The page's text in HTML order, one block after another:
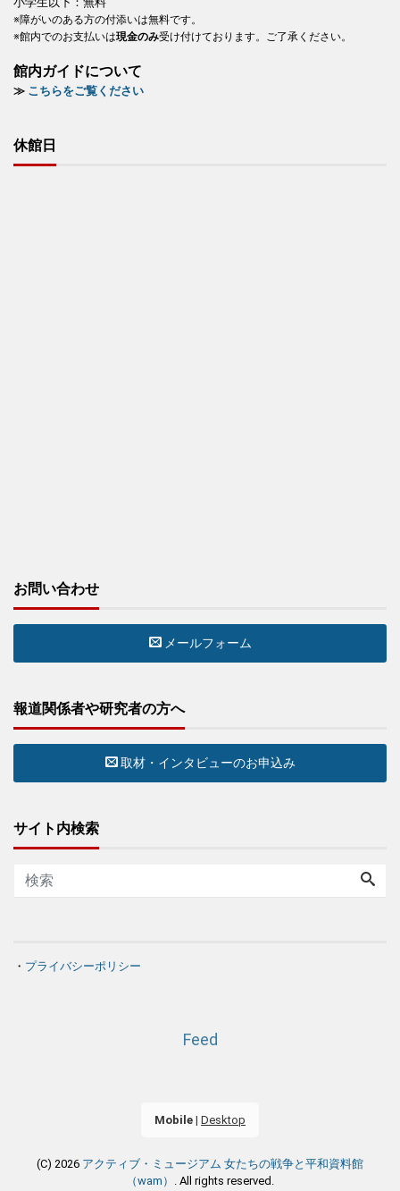
※障がいのある方の付添いは無料です。
※館内でのお支払いは現金のみ受け付けております。ご了承ください。
館内ガイドについて
≫ こちらをご覧ください
休館日
お問い合わせ
メールフォーム
報道関係者や研究者の方へ
取材・インタビューのお申込み
サイト内検索
・ プライバシーポリシー
Feed
Mobile | Desktop
(C) 2026 アクティブ・ミュージアム 女たちの戦争と平和資料館
（wam） . All rights reserved.